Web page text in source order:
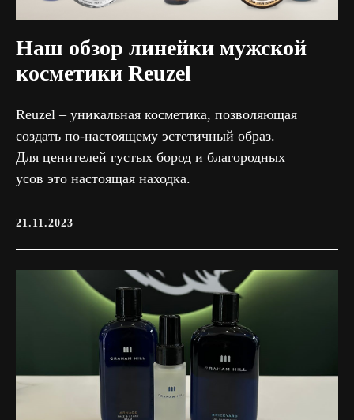
Наш обзор линейки мужской
косметики Reuzel
Reuzel – уникальная косметика, позволяющая
создать по-настоящему эстетичный образ.
Для ценителей густых бород и благородных
усов это настоящая находка.
21.11.2023